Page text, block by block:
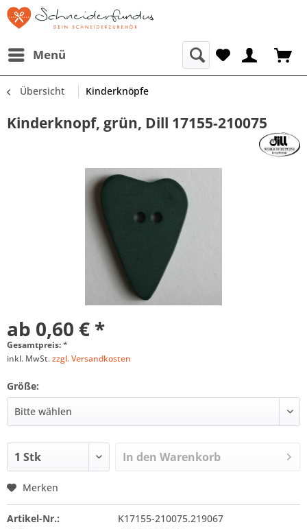
Menü
Übersicht Kinderknöpfe
Kinderknopf, grün, Dill 17155-210075
ab 0,60 € *
Gesamtpreis:*
inkl. MwSt.zzgl. Versandkosten
Größe:
In den Warenkorb
Merken
Artikel-Nr.:
K17155-210075.219067